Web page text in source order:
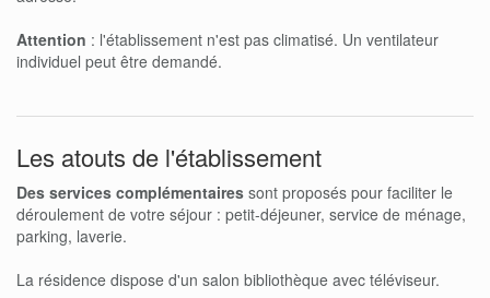
Attention : l'établissement n'est pas climatisé. Un ventilateur
individuel peut être demandé.
Les atouts de l'établissement
Des services complémentaires sont proposés pour faciliter le
déroulement de votre séjour : petit-déjeuner, service de ménage,
parking, laverie.
La résidence dispose d'un salon bibliothèque avec téléviseur.